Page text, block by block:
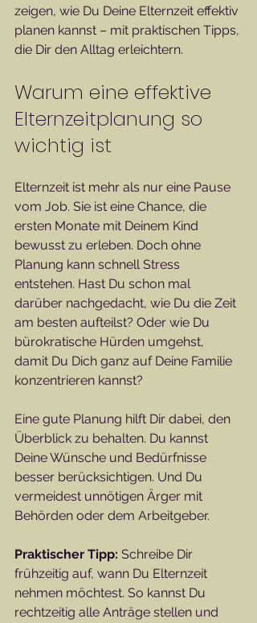
zeigen, wie Du Deine Elternzeit effektiv
planen kannst – mit praktischen Tipps,
die Dir den Alltag erleichtern.
Warum eine effektive
Elternzeitplanung so
wichtig ist
Elternzeit ist mehr als nur eine Pause
vom Job. Sie ist eine Chance, die
ersten Monate mit Deinem Kind
bewusst zu erleben. Doch ohne
Planung kann schnell Stress
entstehen. Hast Du schon mal
darüber nachgedacht, wie Du die Zeit
am besten aufteilst? Oder wie Du
bürokratische Hürden umgehst,
damit Du Dich ganz auf Deine Familie
konzentrieren kannst?
Eine gute Planung hilft Dir dabei, den
Überblick zu behalten. Du kannst
Deine Wünsche und Bedürfnisse
besser berücksichtigen. Und Du
vermeidest unnötigen Ärger mit
Behörden oder dem Arbeitgeber.
Praktischer Tipp: Schreibe Dir
frühzeitig auf, wann Du Elternzeit
nehmen möchtest. So kannst Du
rechtzeitig alle Anträge stellen und